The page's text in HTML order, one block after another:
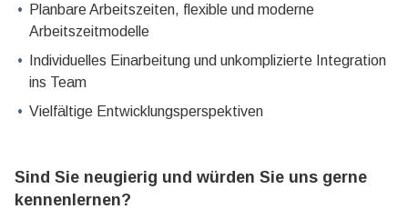
Planbare Arbeitszeiten, flexible und moderne
Arbeitszeitmodelle
Individuelles Einarbeitung und unkomplizierte Integration
ins Team
Vielfältige Entwicklungsperspektiven
Sind Sie neugierig und würden Sie uns gerne
kennenlernen?